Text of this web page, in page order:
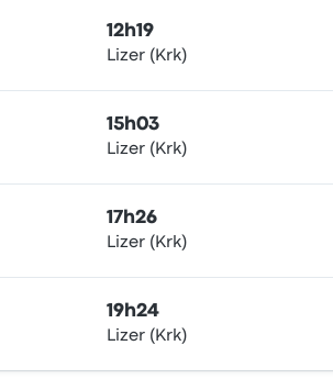
12h19
Lizer (Krk)
15h03
Lizer (Krk)
17h26
Lizer (Krk)
19h24
Lizer (Krk)